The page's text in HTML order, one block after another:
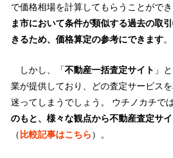
で価格相場を計算してもらうことができ
ま市において条件が類似する過去の取
きるため、価格算定の参考にできます。
しかし、「不動産一括査定サイト 」
業が提供しており、どの査定サービス
迷ってしまうでしょう。 ウチノカチでは
のもと、様々な観点から不動産査定サ
（比較記事はこちら）。